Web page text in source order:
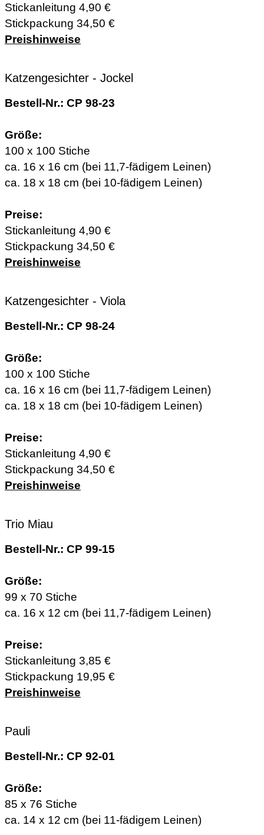
Stickanleitung 4,90 €
Stickpackung 34,50 €
Preishinweise
Katzengesichter - Jockel
Bestell-Nr.: CP 98-23
Größe:
100 x 100 Stiche
ca. 16 x 16 cm (bei 11,7-fädigem Leinen)
ca. 18 x 18 cm (bei 10-fädigem Leinen)
Preise:
Stickanleitung 4,90 €
Stickpackung 34,50 €
Preishinweise
Katzengesichter - Viola
Bestell-Nr.: CP 98-24
Größe:
100 x 100 Stiche
ca. 16 x 16 cm (bei 11,7-fädigem Leinen)
ca. 18 x 18 cm (bei 10-fädigem Leinen)
Preise:
Stickanleitung 4,90 €
Stickpackung 34,50 €
Preishinweise
Trio Miau
Bestell-Nr.: CP 99-15
Größe:
99 x 70 Stiche
ca. 16 x 12 cm (bei 11,7-fädigem Leinen)
Preise:
Stickanleitung 3,85 €
Stickpackung 19,95 €
Preishinweise
Pauli
Bestell-Nr.: CP 92-01
Größe:
85 x 76 Stiche
ca. 14 x 12 cm (bei 11-fädigem Leinen)